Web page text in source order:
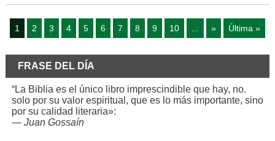
1 2 3 4 5 6 7 8 9 10 ... » Última »
FRASE DEL DÍA
“La Biblia es el único libro imprescindible que hay, no.
solo por su valor espiritual, que es lo más importante, sino
por su calidad literaria»:
— Juan Gossaín